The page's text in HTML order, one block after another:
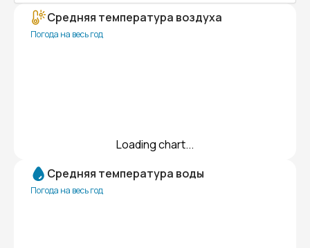
Средняя температура воздуха
Погода на весь год
Loading chart...
Средняя температура воды
Погода на весь год